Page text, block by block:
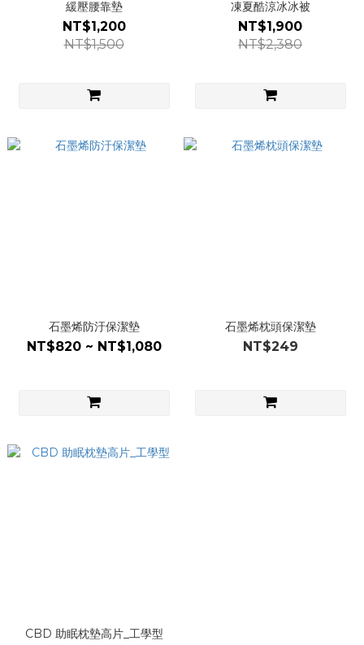
緩壓腰靠墊
NT$1,200
NT$1,500
凍夏酷涼冰冰被
NT$1,900
NT$2,380
石墨烯防汙保潔墊
NT$820 ~ NT$1,080
石墨烯枕頭保潔墊
NT$249
CBD 助眠枕墊高片_工學型